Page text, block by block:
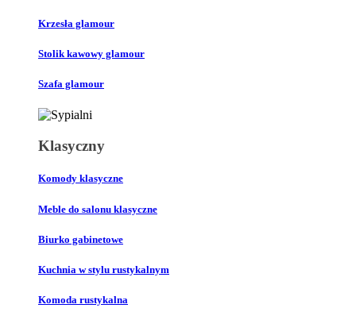
Krzesła glamour
Stolik kawowy glamour
Szafa glamour
Klasyczny
Komody klasyczne
Meble do salonu klasyczne
Biurko gabinetowe
Kuchnia w stylu rustykalnym
Komoda rustykalna